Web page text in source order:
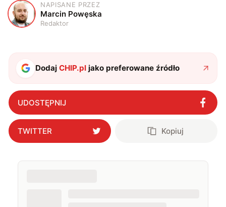
M
NAPISANE PRZEZ
Marcin Powęska
Redaktor
DodajCHIP.pl jako preferowane źródło
UDOSTĘPNIJ
TWITTER Kopiuj